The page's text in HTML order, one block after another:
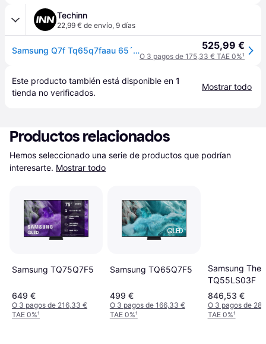
Techinn
22,99 € de envío, 9 días
Samsung Q7f Tq65q7faau 65´´ 4k Qled Tv Transparente One Size / EU Plug 220V 525,99 €
O 3 pagos de 175,33 € TAE 0%¹
Este producto también está disponible en 1
tienda no verificados.
Mostrar todo
Productos relacionados
Hemos seleccionado una serie de productos que podrían
interesarte. Mostrar todo
Samsung TQ75Q7F5
649 €
O 3 pagos de 216,33 €
TAE 0%¹
Samsung TQ65Q7F5
499 €
O 3 pagos de 166,33 €
TAE 0%¹
Samsung The
TQ55LS03F
846,53 €
O 3 pagos de
TAE 0%¹